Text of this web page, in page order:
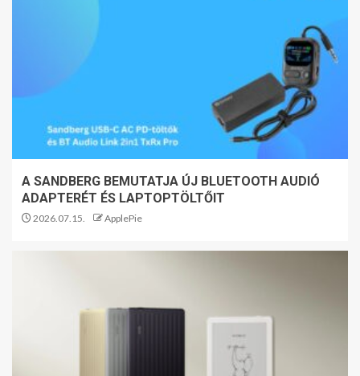
A SANDBERG BEMUTATJA ÚJ BLUETOOTH AUDIÓ
ADAPTERÉT ÉS LAPTOPTÖLTŐIT
2026.07.15. ApplePie